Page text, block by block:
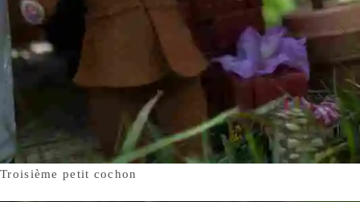
Troisième petit cochon